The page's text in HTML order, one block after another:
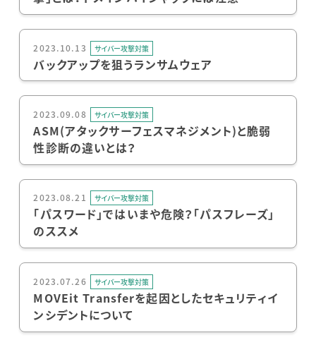
2023.10.13 サイバー攻撃対策
バックアップを狙うランサムウェア
2023.09.08 サイバー攻撃対策
ASM(アタックサーフェスマネジメント)と脆弱
性診断の違いとは？
2023.08.21 サイバー攻撃対策
「パスワード」ではいまや危険？「パスフレーズ」
のススメ
2023.07.26 サイバー攻撃対策
MOVEit Transferを起因としたセキュリティイ
ンシデントについて